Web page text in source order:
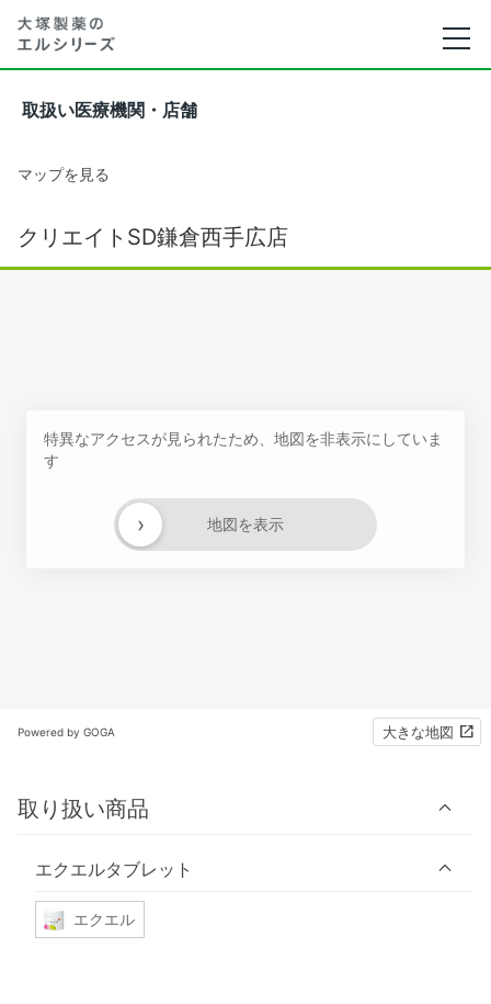
取扱い医療機関・店舗
マップを見る
クリエイトSD鎌倉西手広店
特異なアクセスが見られたため、地図を非表示にしていま
す
地図を表示
›
Powered by GOGA 大きな地図
取り扱い商品
エクエルタブレット
エクエル